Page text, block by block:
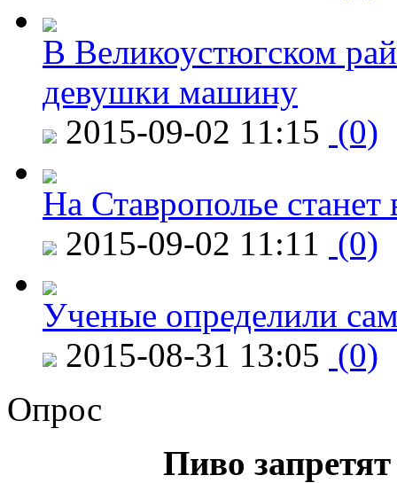
В Великоустюгском
девушки машину
2015-09-02 11:15 (0)
На Ставрополье
2015-09-02 11:11 (0)
Ученые определили
2015-08-31 13:05 (0)
Опрос
Пиво